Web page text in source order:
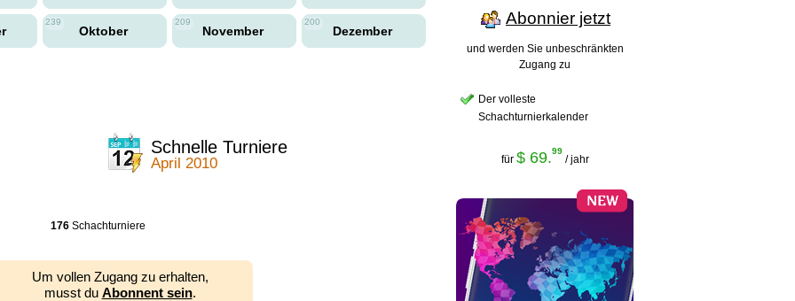
239
Oktober
209
November
200
Dezember
Schnelle Turniere
April 2010
176Schachturniere
Um vollen Zugang zu erhalten,
musst du Abonnent sein.
Abonnier jetzt
und werden Sie unbeschränkten
Zugang zu
Der volleste
Schachturnierkalender
für $ 69.99
/ jahr